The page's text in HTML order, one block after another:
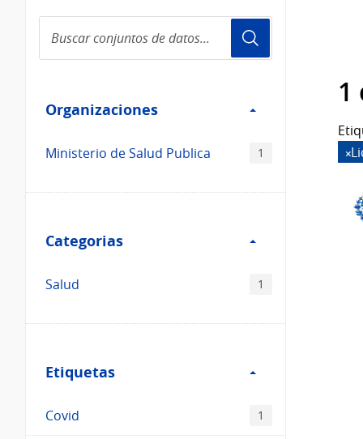
conjuntos
de
Organizaciones
Organizaciones
Ministerio de Salud Publica 1
Categorias
Categorias
Salud 1
Etiquetas
Etiquetas
Covid 1
1